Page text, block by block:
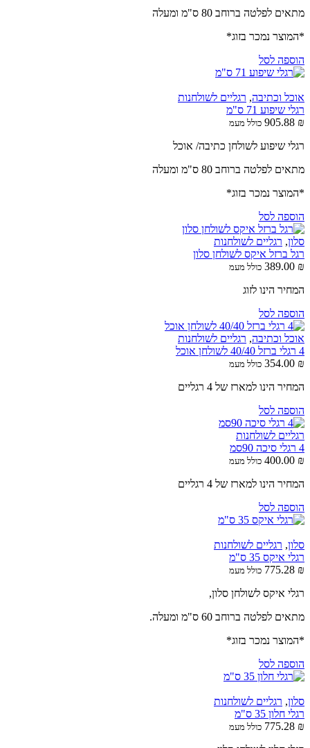
מתאים לפלטה ברוחב 80 ס"מ ומעלה
*המוצר נמכר בזוג*
הוספה לסל
אוכל וכתיבה, רגליים לשולחנות
רגלי שיפוע 71 ס"מ
905.88 ₪ כולל מעמ
רגלי שיפוע לשולחן כתיבה/ אוכל
מתאים לפלטה ברוחב 80 ס"מ ומעלה
*המוצר נמכר בזוג*
הוספה לסל
סלון, רגליים לשולחנות
רגל ברזל איקס לשולחן סלון
389.00 ₪ כולל מעמ
המחיר הינו לזוג
הוספה לסל
אוכל וכתיבה, רגליים לשולחנות
4 רגלי ברזל 40/40 לשולחן אוכל
354.00 ₪ כולל מעמ
המחיר הינו למארז של 4 רגליים
הוספה לסל
רגליים לשולחנות
4 רגלי סיכה 90סמ
400.00 ₪ כולל מעמ
המחיר הינו למארז של 4 רגליים
הוספה לסל
סלון, רגליים לשולחנות
רגלי איקס 35 ס"מ
775.28 ₪ כולל מעמ
רגלי איקס לשולחן סלון,
מתאים לפלטה ברוחב 60 ס"מ ומעלה.
*המוצר נמכר בזוג*
הוספה לסל
סלון, רגליים לשולחנות
רגלי חלון 35 ס"מ
775.28 ₪ כולל מעמ